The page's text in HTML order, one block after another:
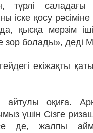
саладағы
іске қосу
қысқа мерзім
зор болады», деді
екіжақты
оқиға.
үшін Сізге
де, жалпы